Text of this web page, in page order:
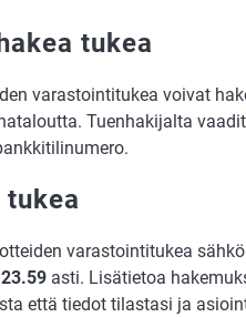
tukea
varastointitukea voivat
Tuenhakijalta
tukea
varastointitukea
asti. Lisätietoa
että tiedot tilastasi ja